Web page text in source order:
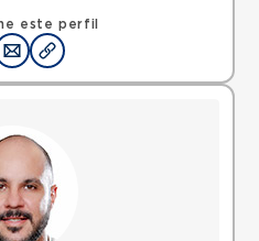
este perfil